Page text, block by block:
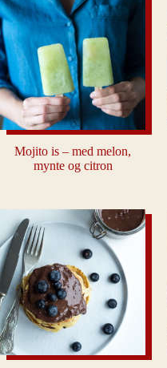
Mojito is – med melon,
mynte og citron